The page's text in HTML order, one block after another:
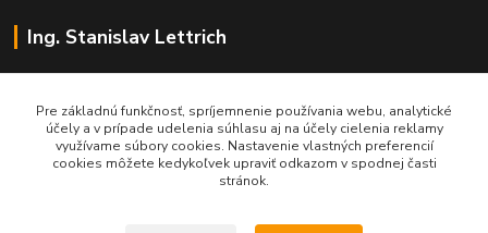
Ing. Stanislav Lettrich
+421 905 545 198
NONSTOP
Pre základnú funkčnosť, spríjemnenie používania webu, analytické
účely a v prípade udelenia súhlasu aj na účely cielenia reklamy
využívame súbory cookies. Nastavenie vlastných preferencií
cookies môžete kedykoľvek upraviť odkazom v spodnej časti
stránok.